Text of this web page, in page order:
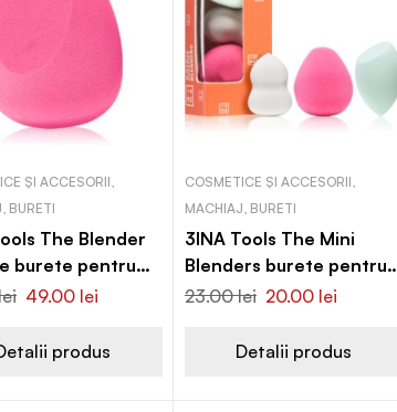
ȘI ACCESORII,
BURETI
The Blender
burete pentru
49.00 lei
produs
COSMETICE ȘI ACCESORII,
MACHIAJ, BURETI
3INA Tools The Mini
Blenders burete pentru
machiaj
23.00lei 20.00 lei
Detalii produs